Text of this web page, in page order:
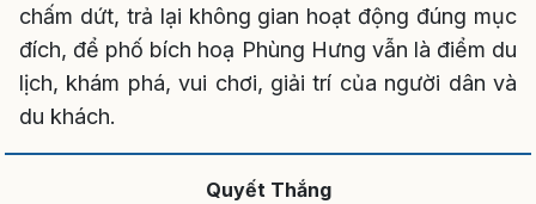
chấm dứt, trả lại không gian hoạt động đúng mục
đích, để phố bích hoạ Phùng Hưng vẫn là điểm du
lịch, khám phá, vui chơi, giải trí của người dân và
du khách.
Quyết Thắng